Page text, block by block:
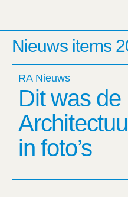
Nieuws items
RA Nieuws
Dit was
in foto’s